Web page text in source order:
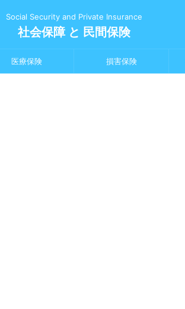
Social Security and Private Insurance
社会保障 と 民間保険
医療保険 損害保険